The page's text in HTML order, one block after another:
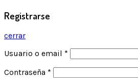
Registrarse
cerrar
Usuario o email *
Contraseña *